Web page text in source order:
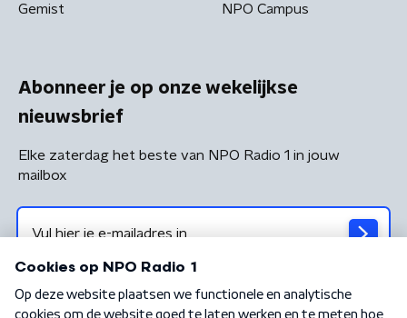
Gemist NPO Campus
Abonneer je op onze wekelijkse
nieuwsbrief
Elke zaterdag het beste van NPO Radio 1 in jouw
mailbox